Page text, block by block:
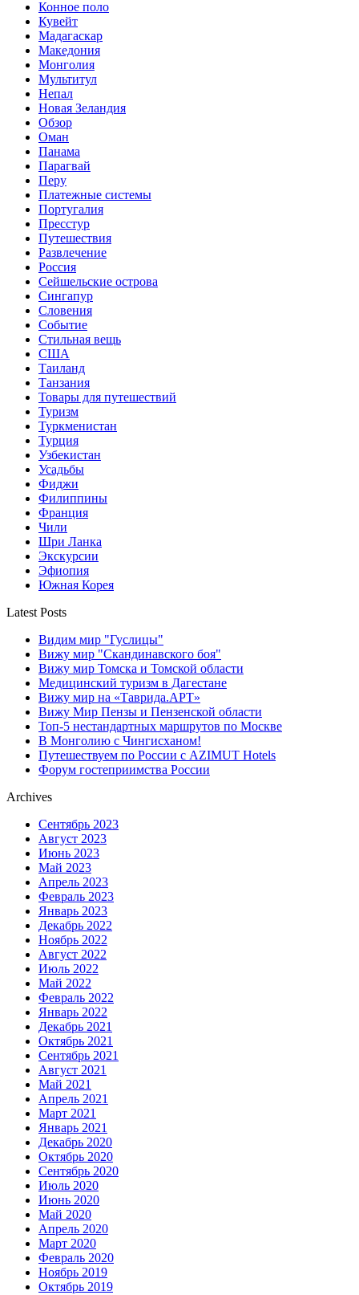
Конное поло
Кувейт
Мадагаскар
Македония
Монголия
Мультитул
Непал
Новая Зеландия
Обзор
Оман
Панама
Парагвай
Перу
Платежные системы
Португалия
Пресстур
Путешествия
Развлечение
Россия
Сейшельские острова
Сингапур
Словения
Событие
Стильная вещь
США
Таиланд
Танзания
Товары для путешествий
Туризм
Туркменистан
Турция
Узбекистан
Усадьбы
Фиджи
Филиппины
Франция
Чили
Шри Ланка
Экскурсии
Эфиопия
Южная Корея
Latest Posts
Видим мир "Гуслицы"
Вижу мир "Скандинавского боя"
Вижу мир Томска и Томской области
Медицинский туризм в Дагестане
Вижу мир на «Таврида.АРТ»
Вижу Мир Пензы и Пензенской области
Топ-5 нестандартных маршрутов по Москве
В Монголию с Чингисханом!
Путешествуем по России с AZIMUT Hotels
Форум гостеприимства России
Archives
Сентябрь 2023
Август 2023
Июнь 2023
Май 2023
Апрель 2023
Февраль 2023
Январь 2023
Декабрь 2022
Ноябрь 2022
Август 2022
Июль 2022
Май 2022
Февраль 2022
Январь 2022
Декабрь 2021
Октябрь 2021
Сентябрь 2021
Август 2021
Май 2021
Апрель 2021
Март 2021
Январь 2021
Декабрь 2020
Октябрь 2020
Сентябрь 2020
Июль 2020
Июнь 2020
Май 2020
Апрель 2020
Март 2020
Февраль 2020
Ноябрь 2019
Октябрь 2019